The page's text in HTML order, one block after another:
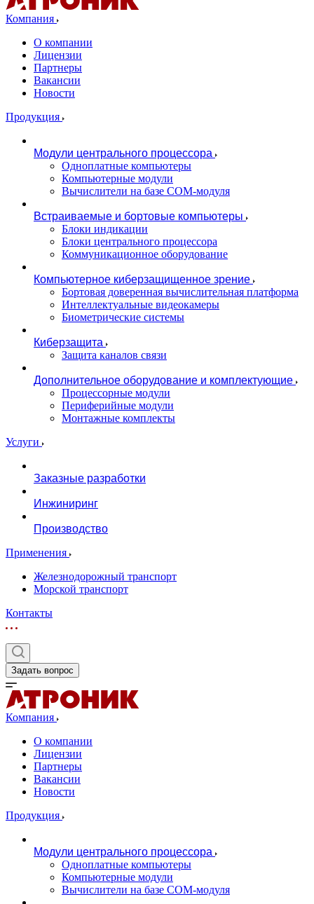
Компания
О компании
Лицензии
Партнеры
Вакансии
Новости
Продукция
Модули центрального процессора
Одноплатные компьютеры
Компьютерные модули
Вычислители на базе COM-модуля
Встраиваемые и бортовые компьютеры
Блоки индикации
Блоки центрального процессора
Коммуникационное оборудование
Компьютерное киберзащищенное зрение
Бортовая доверенная вычислительная платформа
Интеллектуальные видеокамеры
Биометрические системы
Киберзащита
Защита каналов связи
Дополнительное оборудование и комплектующие
Процессорные модули
Периферийные модули
Монтажные комплекты
Услуги
Заказные разработки
Инжиниринг
Производство
Применения
Железнодорожный транспорт
Морской транспорт
Контакты
Задать вопрос
Компания
О компании
Лицензии
Партнеры
Вакансии
Новости
Продукция
Модули центрального процессора
Одноплатные компьютеры
Компьютерные модули
Вычислители на базе COM-модуля